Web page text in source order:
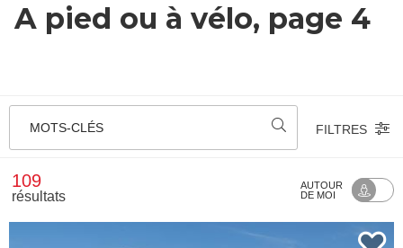
A pied ou à vélo, page 4
MOTS-CLÉS FILTRES
109
résultats
AUTOUR
DE MOI